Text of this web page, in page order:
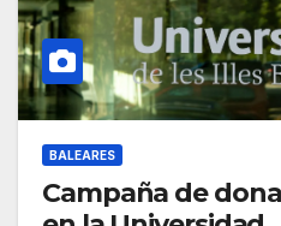
BALEARES
Campaña de